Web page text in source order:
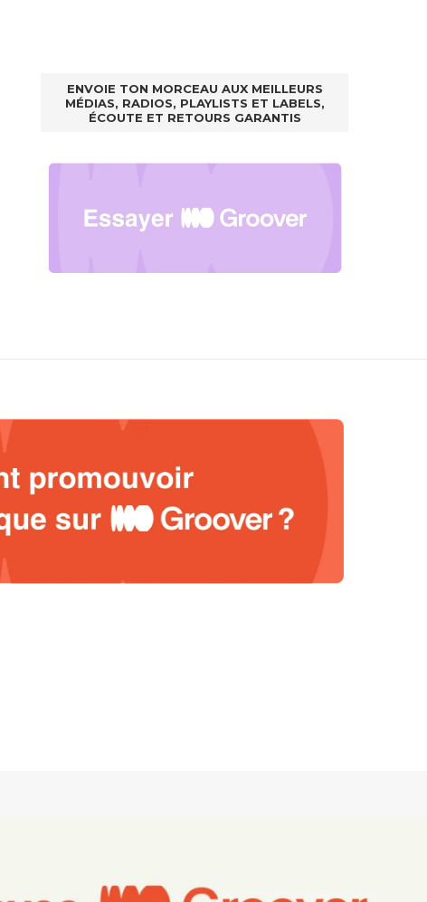
ENVOIE TON MORCEAU AUX MEILLEURS
MÉDIAS, RADIOS, PLAYLISTS ET LABELS,
ÉCOUTE ET RETOURS GARANTIS